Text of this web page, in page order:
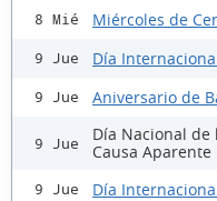
8 Mié Miércoles de
9 Jue Día
9 Jue Aniversario de
9 Jue
Día Nacional de
Causa Aparente
9 Jue Día